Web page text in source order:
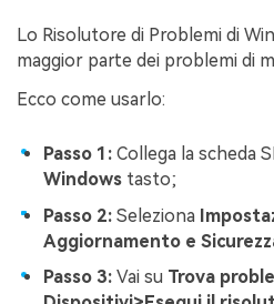
Lo Risolutore di Problemi di
maggior parte dei problemi di
Ecco come usarlo:
Passo 1: Collega la scheda
Windows tasto;
Passo 2: Seleziona
Aggiornamento e
Passo 3: Vai su Trova